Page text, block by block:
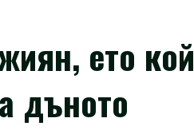
ето кой
дъното